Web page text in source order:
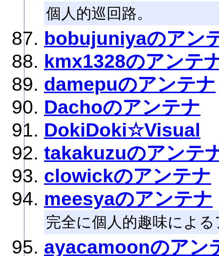
個人的巡回路。
bobujuniyaのアン
kmx1328のアンテ
damepuのアンテナ
Dachoのアンテナ
DokiDoki☆Visual
takakuzuのアンテ
clowickのアンテナ
meesyaのアンテナ
完全に個人的趣味によ
ayacamoonのアン